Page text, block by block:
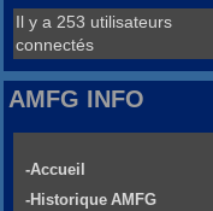
Il y a 253 utilisateurs
connectés
AMFG INFO
-Accueil
-Historique AMFG